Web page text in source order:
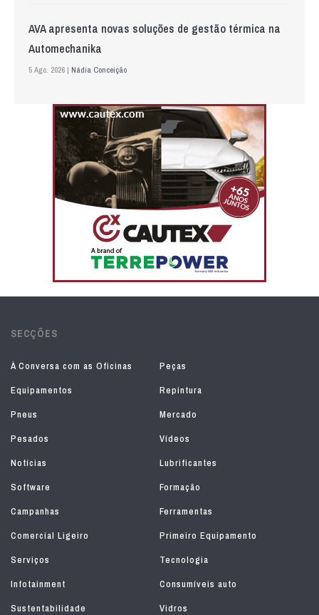
AVA apresenta novas soluções de gestão térmica na
Automechanika
5 Ago. 2026 | Nádia Conceição
SECÇÕES
À Conversa com as Oficinas
Peças
Equipamentos
Repintura
Pneus
Mercado
Pesados
Vídeos
Notícias
Lubrificantes
Software
Formação
Campanhas
Ferramentas
Comercial Ligeiro
Primeiro Equipamento
Serviços
Tecnologia
Infotainment
Consumíveis auto
Sustentabilidade
Vidros